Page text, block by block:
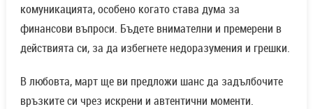
комуникацията, особено когато става дума за
финансови въпроси. Бъдете внимателни и премерени в
действията си, за да избегнете недоразумения и грешки.
В любовта, март ще ви предложи шанс да задълбочите
връзките си чрез искрени и автентични моменти.